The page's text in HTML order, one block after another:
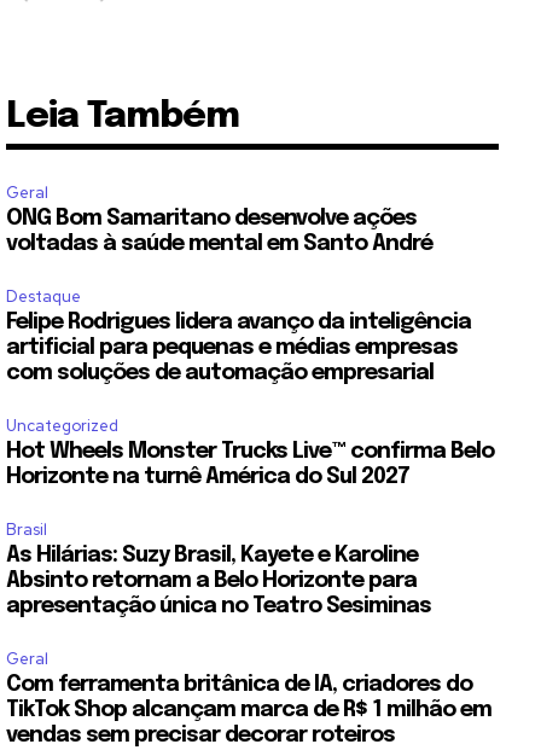
Leia Também
Geral
ONG Bom Samaritano desenvolve ações
voltadas à saúde mental em Santo André
Destaque
Felipe Rodrigues lidera avanço da inteligência
artificial para pequenas e médias empresas
com soluções de automação empresarial
Uncategorized
Hot Wheels Monster Trucks Live™ confirma Belo
Horizonte na turnê América do Sul 2027
Brasil
As Hilárias: Suzy Brasil, Kayete e Karoline
Absinto retornam a Belo Horizonte para
apresentação única no Teatro Sesiminas
Geral
Com ferramenta britânica de IA, criadores do
TikTok Shop alcançam marca de R$ 1 milhão em
vendas sem precisar decorar roteiros